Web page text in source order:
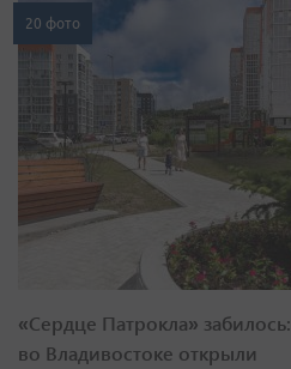
20 фото
«Сердце Патрокла» забилось:
во Владивостоке открыли